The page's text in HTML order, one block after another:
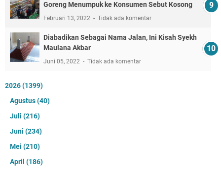
Goreng Menumpuk ke Konsumen Sebut Kosong
Februari 13, 2022 Tidak ada komentar
Diabadikan Sebagai Nama Jalan, Ini Kisah Syekh
Maulana Akbar
Juni 05, 2022 Tidak ada komentar
2026(1399)
Agustus(40)
Juli (216)
Juni (234)
Mei (210)
April (186)